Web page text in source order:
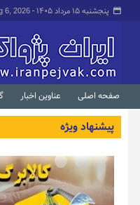
پنجشنبه ۱۵ مرداد ۱۴۰۵ - 6, 2026
صفحه اصلی عناوین اخبار
پیشنهاد ویژه